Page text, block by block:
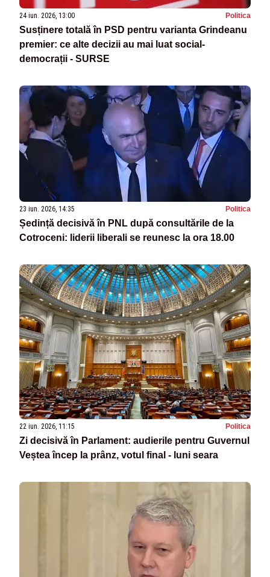
24 iun. 2026, 13:00 Politica
Susținere totală în PSD pentru varianta Grindeanu
premier: ce alte decizii au mai luat social-
democrații - SURSE
23 iun. 2026, 14:35 Politica
Ședință decisivă în PNL după consultările de la
Cotroceni: liderii liberali se reunesc la ora 18.00
22 iun. 2026, 11:15 Politica
Zi decisivă în Parlament: audierile pentru Guvernul
Veștea încep la prânz, votul final - luni seara